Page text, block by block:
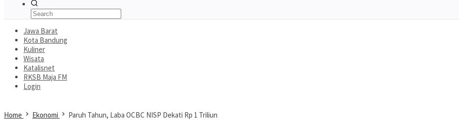
Jawa Barat
Kota Bandung
Kuliner
Wisata
Katalisnet
RKSB Maja FM
Login
Home Ekonomi Paruh Tahun, Laba OCBC NISP Dekati Rp 1 Triliun